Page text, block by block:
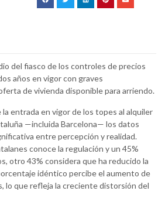
del fiasco de los controles de precios
años en vigor con graves
de vivienda disponible para arriendo.
entrada en vigor de los topes al alquiler
—incluida Barcelona— los datos
entre percepción y realidad.
conoce la regulación y un 45%
otro 43% considera que ha reducido la
idéntico percibe el aumento de
lo que refleja la creciente distorsión del